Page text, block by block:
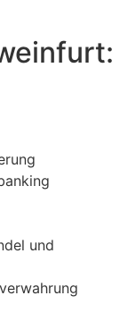
und